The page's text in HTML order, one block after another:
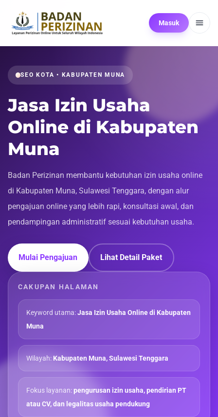
Masuk
SEO KOTA • KABUPATEN MUNA
Jasa Izin Usaha
Online di Kabupaten
Muna
Badan Perizinan membantu kebutuhan izin usaha online
di Kabupaten Muna, Sulawesi Tenggara, dengan alur
pengajuan online yang lebih rapi, konsultasi awal, dan
pendampingan administratif sesuai kebutuhan usaha.
Mulai Pengajuan Lihat Detail Paket
CAKUPAN HALAMAN
Keyword utama:Jasa Izin Usaha Online di Kabupaten
Muna
Wilayah:Kabupaten Muna, Sulawesi Tenggara
Fokus layanan:pengurusan izin usaha, pendirian PT
atau CV, dan legalitas usaha pendukung